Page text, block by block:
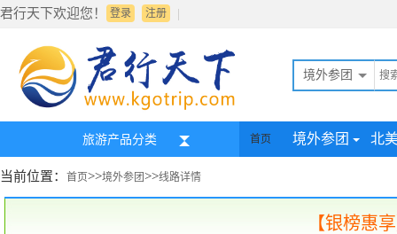
君行天下欢迎您！ 登录 |
注册
境外参团
旅游产品分类 首页 境外参团 北
当前位置： 首页>>境外参团>>线路详情
【银榜惠